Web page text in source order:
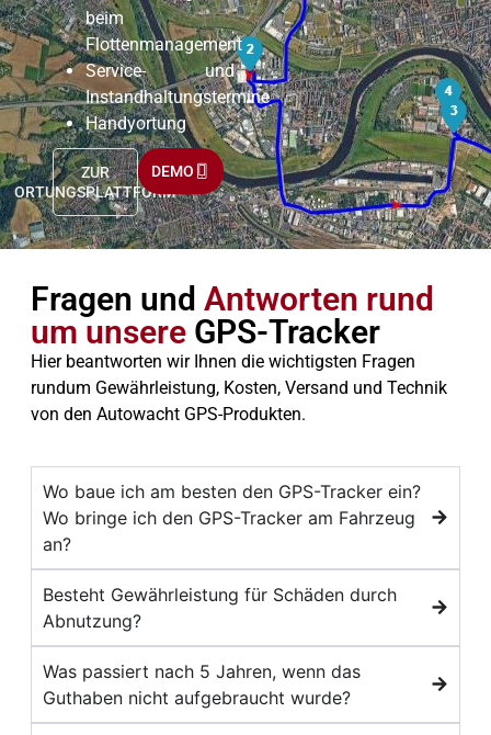
beim
Flottenmanagement
Service- und
Instandhaltungstermine
Handyortung
ZUR
ORTUNGSPLATTFORM
DEMO
Fragen und Antworten rund
um unsere GPS-Tracker
Hier beantworten wir Ihnen die wichtigsten Fragen
rundum Gewährleistung, Kosten, Versand und Technik
von den Autowacht GPS-Produkten.
Wo baue ich am besten den GPS-Tracker ein?
Wo bringe ich den GPS-Tracker am Fahrzeug
an?
Besteht Gewährleistung für Schäden durch
Abnutzung?
Was passiert nach 5 Jahren, wenn das
Guthaben nicht aufgebraucht wurde?